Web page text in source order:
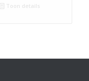
Toon details